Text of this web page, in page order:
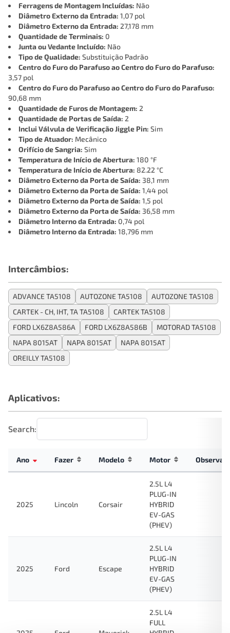
Ferragens de Montagem Incluídas: Não
Diâmetro Externo da Entrada: 1,07 pol
Diâmetro Externo da Entrada: 27,178 mm
Quantidade de Terminais: 0
Junta ou Vedante Incluído: Não
Tipo de Qualidade: Substituição Padrão
Centro do Furo do Parafuso ao Centro do Furo do Parafuso:
3,57 pol
Centro do Furo do Parafuso ao Centro do Furo do Parafuso:
90,68 mm
Quantidade de Furos de Montagem: 2
Quantidade de Portas de Saída: 2
Inclui Válvula de Verificação Jiggle Pin: Sim
Tipo de Atuador: Mecânico
Orifício de Sangria: Sim
Temperatura de Início de Abertura: 180 °F
Temperatura de Início de Abertura: 82.22 °C
Diâmetro Externo da Porta de Saída: 38,1 mm
Diâmetro Externo da Porta de Saída: 1,44 pol
Diâmetro Externo da Porta de Saída: 1,5 pol
Diâmetro Externo da Porta de Saída: 36,58 mm
Diâmetro Interno da Entrada: 0,74 pol
Diâmetro Interno da Entrada: 18,796 mm
Intercâmbios:
ADVANCE TA5108 AUTOZONE TA5108
AUTOZONE TA5108
CARTEK - CH, IHT, TA TA5108
CARTEK TA5108
FORD LX6Z8A586A
FORD LX6Z8A586B
MOTORAD TA5108
NAPA 8015AT
NAPA 8015AT
NAPA 8015AT
OREILLY TA5108
Aplicativos:
Search:
Ano Fazer Modelo Motor
2025 Lincoln Corsair
2.5L L4
PLUG-IN
HYBRID
EV-GAS
(PHEV)
2025 Ford Escape
2.5L L4
PLUG-IN
HYBRID
EV-GAS
(PHEV)
2.5L L4
FULL